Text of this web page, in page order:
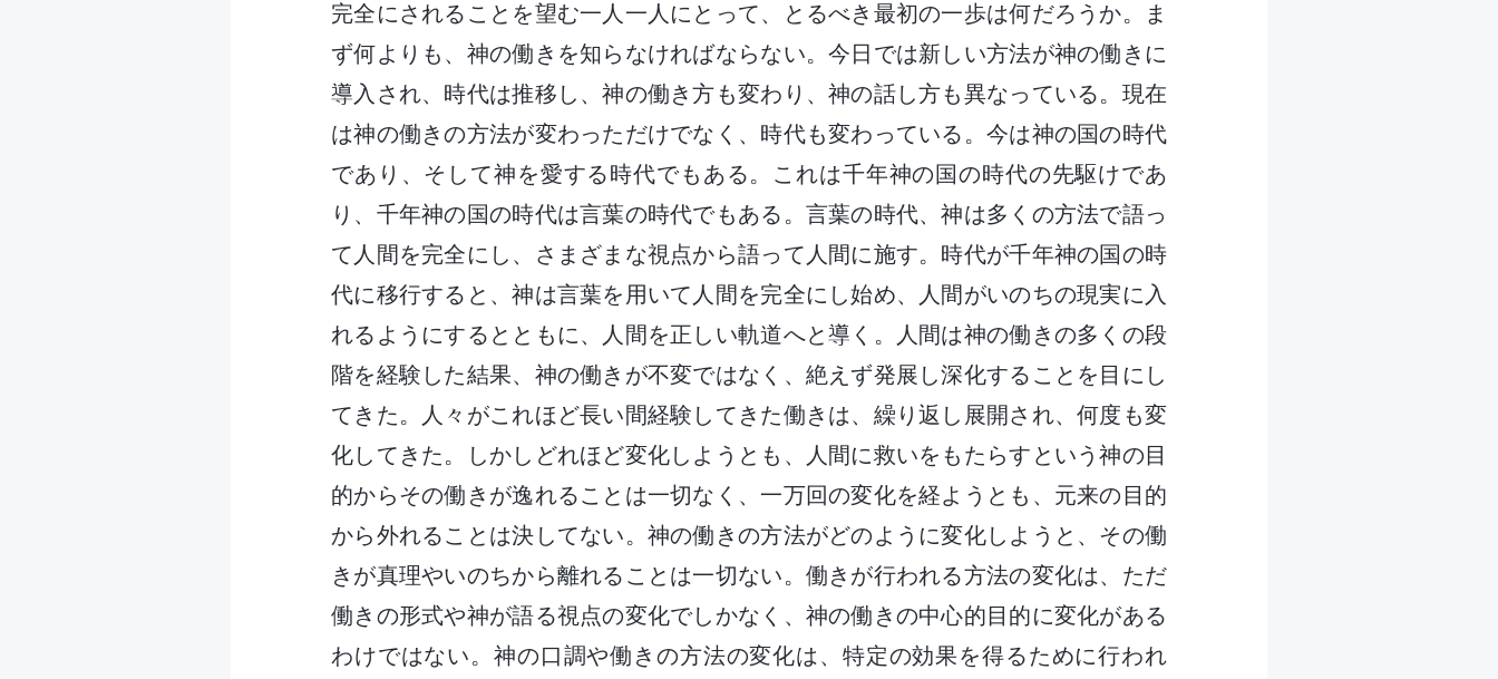
完全にされることを望む一人一人にとって、とるべき最初の一歩は何だろうか。ま
ず何よりも、神の働きを知らなければならない。今日では新しい方法が神の働きに
導入され、時代は推移し、神の働き方も変わり、神の話し方も異なっている。現在
は神の働きの方法が変わっただけでなく、時代も変わっている。今は神の国の時代
であり、そして神を愛する時代でもある。これは千年神の国の時代の先駆けであ
り、千年神の国の時代は言葉の時代でもある。言葉の時代、神は多くの方法で語っ
て人間を完全にし、さまざまな視点から語って人間に施す。時代が千年神の国の時
代に移行すると、神は言葉を用いて人間を完全にし始め、人間がいのちの現実に入
れるようにするとともに、人間を正しい軌道へと導く。人間は神の働きの多くの段
階を経験した結果、神の働きが不変ではなく、絶えず発展し深化することを目にし
てきた。人々がこれほど長い間経験してきた働きは、繰り返し展開され、何度も変
化してきた。しかしどれほど変化しようとも、人間に救いをもたらすという神の目
的からその働きが逸れることは一切なく、一万回の変化を経ようとも、元来の目的
から外れることは決してない。神の働きの方法がどのように変化しようと、その働
きが真理やいのちから離れることは一切ない。働きが行われる方法の変化は、ただ
働きの形式や神が語る視点の変化でしかなく、神の働きの中心的目的に変化がある
わけではない。神の口調や働きの方法の変化は、特定の効果を得るために行われ